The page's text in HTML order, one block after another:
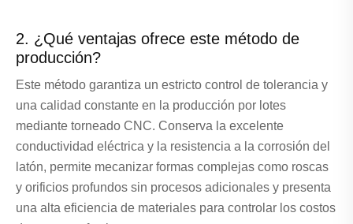
2. ¿Qué ventajas ofrece este método de
producción?
Este método garantiza un estricto control de tolerancia y
una calidad constante en la producción por lotes
mediante torneado CNC. Conserva la excelente
conductividad eléctrica y la resistencia a la corrosión del
latón, permite mecanizar formas complejas como roscas
y orificios profundos sin procesos adicionales y presenta
una alta eficiencia de materiales para controlar los costos